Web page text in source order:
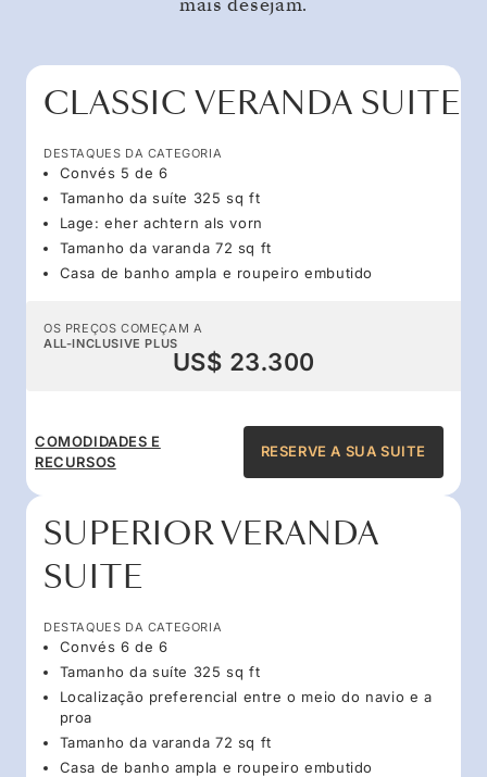
CLASSIC VERANDA SUITE
DESTAQUES DA CATEGORIA
Convés 5 de 6
Tamanho da suíte 325 sq ft
Lage: eher achtern als vorn
Tamanho da varanda 72 sq ft
Casa de banho ampla e roupeiro embutido
OS PREÇOS COMEÇAM A
ALL-INCLUSIVE PLUS
US$ 23.300
COMODIDADES E
RECURSOS
RESERVE A SUA SUITE
SUPERIOR VERANDA
SUITE
DESTAQUES DA CATEGORIA
Convés 6 de 6
Tamanho da suíte 325 sq ft
Localização preferencial entre o meio do navio e a
proa
Tamanho da varanda 72 sq ft
Casa de banho ampla e roupeiro embutido